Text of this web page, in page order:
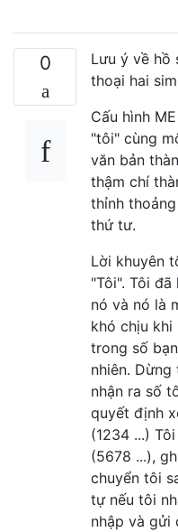
0
Lưu ý về hồ
thoại hai
Cấu hình
"tôi" cùng
văn bản
thậm chí
thỉnh
thứ tư.
Lời khuyên
"Tôi". Tôi
nó và nó là
khó chịu khi
trong số
nhiên.
nhận ra số
quyết định
(1234 ...)
(5678 ...),
chuyển tôi
tự nếu tôi
nhập và gửi